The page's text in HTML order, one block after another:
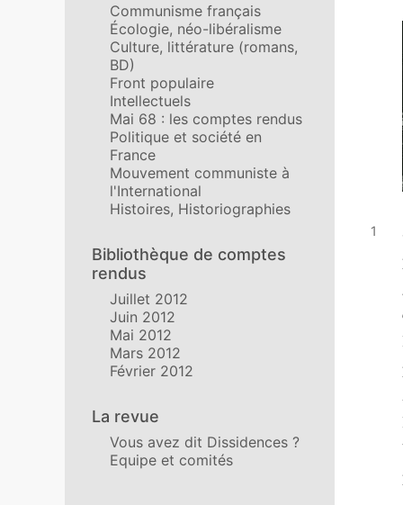
Communisme français
Écologie, néo-libéralisme
Culture, littérature (romans,
BD)
Front populaire
Intellectuels
Mai 68 : les comptes rendus
Politique et société en
France
Mouvement communiste à
l'International
Histoires, Historiographies
Bibliothèque de comptes
rendus
Juillet 2012
Juin 2012
Mai 2012
Mars 2012
Février 2012
La revue
Vous avez dit Dissidences ?
Equipe et comités